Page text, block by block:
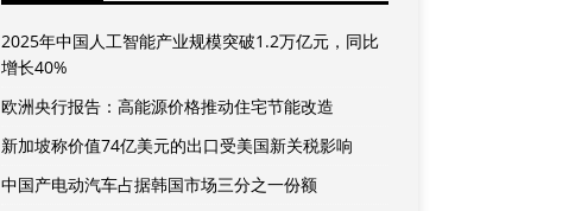
2025年中国人工智能产业规模突破1.2万亿元，同比
增长40%
欧洲央行报告：高能源价格推动住宅节能改造
新加坡称价值74亿美元的出口受美国新关税影响
中国产电动汽车占据韩国市场三分之一份额